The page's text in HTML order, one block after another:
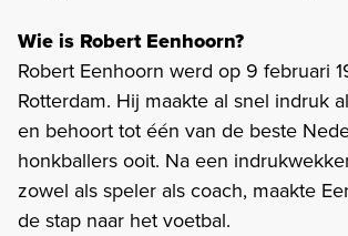
Wie is Robert Eenhoorn?
Robert Eenhoorn werd op 9 februari
Rotterdam. Hij maakte al snel indruk
en behoort tot één van de beste
honkballers ooit. Na een
zowel als speler als coach, maakte
de stap naar het voetbal.